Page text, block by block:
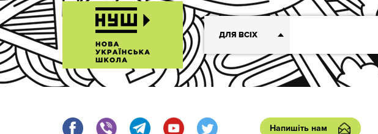
ДЛЯ ВСІХ
Напишіть нам